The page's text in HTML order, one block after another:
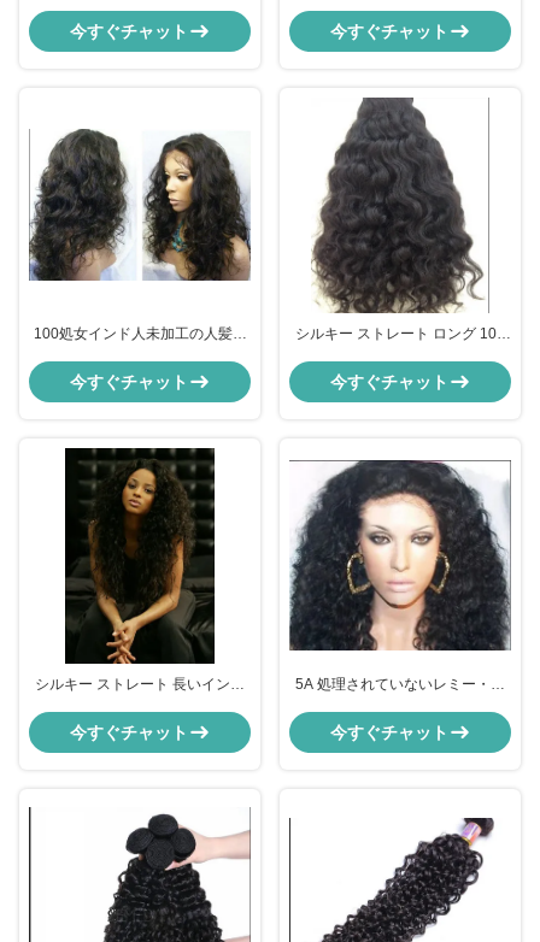
ーヘア1111
今すぐチャット 今すぐチャット
100処女インド人未加工の人髪の
タングル 無料OEM
今すぐチャット
シルキー ストレート ロング 100
マイズされた色でスリーク
今すぐチャット
シルキー ストレート 長いインド
フリー 本物の髪
今すぐチャット
5A 処理されていないレミー・イ
12'~ 32' 自然黒
今すぐチャット